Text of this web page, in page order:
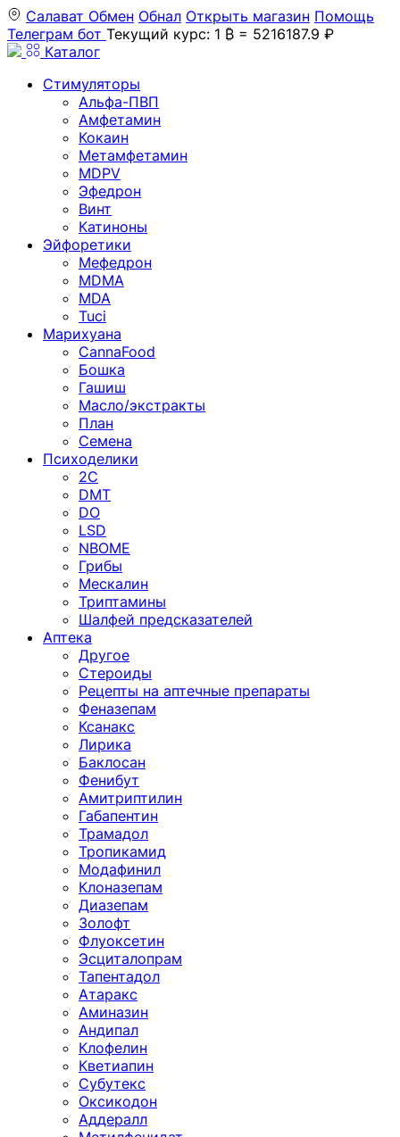
Салават Обмен Обнал Открыть магазин Помощь
Телеграм бот Текущий курс: 1 ₿ = 5216187.9 ₽
Каталог
Стимуляторы
Альфа-ПВП
Амфетамин
Кокаин
Метамфетамин
MDPV
Эфедрон
Винт
Катиноны
Эйфоретики
Мефедрон
MDMA
MDA
Tuci
Марихуана
CannaFood
Бошка
Гашиш
Масло/экстракты
План
Семена
Психоделики
2C
DMT
DO
LSD
NBOME
Грибы
Мескалин
Триптамины
Шалфей предсказателей
Аптека
Другое
Стероиды
Рецепты на аптечные препараты
Феназепам
Ксанакс
Лирика
Баклосан
Фенибут
Амитриптилин
Габапентин
Трамадол
Тропикамид
Модафинил
Клоназепам
Диазепам
Золофт
Флуоксетин
Эсциталопрам
Тапентадол
Атаракс
Аминазин
Андипал
Клофелин
Кветиапин
Субутекс
Оксикодон
Аддералл